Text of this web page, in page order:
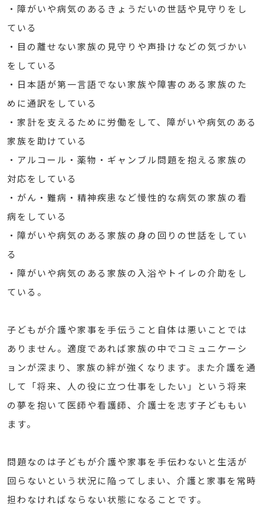
・障がいや病気のあるきょうだいの世話や見守りをし
ている
・目の離せない家族の見守りや声掛けなどの気づかい
をしている
・日本語が第一言語でない家族や障害のある家族のた
めに通訳をしている
・家計を支えるために労働をして、障がいや病気のある
家族を助けている
・アルコール・薬物・ギャンブル問題を抱える家族の
対応をしている
・がん・難病・精神疾患など慢性的な病気の家族の看
病をしている
・障がいや病気のある家族の身の回りの世話をしてい
る
・障がいや病気のある家族の入浴やトイレの介助をし
ている。
子どもが介護や家事を手伝うこと自体は悪いことでは
ありません。適度であれば家族の中でコミュニケーシ
ョンが深まり、家族の絆が強くなります。また介護を通
して「将来、人の役に立つ仕事をしたい」という将来
の夢を抱いて医師や看護師、介護士を志す子どももい
ます。
問題なのは子どもが介護や家事を手伝わないと生活が
回らないという状況に陥ってしまい、介護と家事を常時
担わなければならない状態になることです。